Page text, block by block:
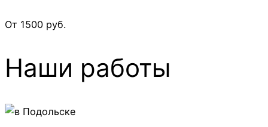
От 1500 руб.
Наши работы